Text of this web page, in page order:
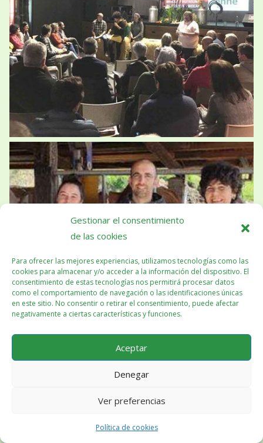
Gestionar el consentimiento
de las cookies
Para ofrecer las mejores experiencias, utilizamos tecnologías como las
cookies para almacenar y/o acceder a la información del dispositivo. El
consentimiento de estas tecnologías nos permitirá procesar datos
como el comportamiento de navegación o las identificaciones únicas
en este sitio. No consentir o retirar el consentimiento, puede afectar
negativamente a ciertas características y funciones.
Aceptar
Denegar
Ver preferencias
Política de cookies
Más información sobre el Congreso en este